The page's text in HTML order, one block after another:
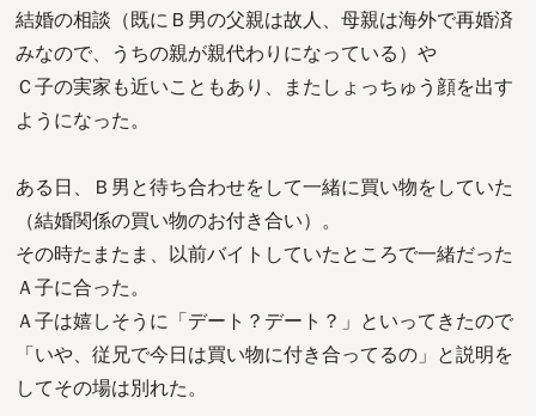
結婚の相談（既にＢ男の父親は故人、母親は海外で再婚済
みなので、うちの親が親代わりになっている）や
Ｃ子の実家も近いこともあり、またしょっちゅう顔を出す
ようになった。
ある日、Ｂ男と待ち合わせをして一緒に買い物をしていた
（結婚関係の買い物のお付き合い）。
その時たまたま、以前バイトしていたところで一緒だった
Ａ子に合った。
Ａ子は嬉しそうに「デート？デート？」といってきたので
「いや、従兄で今日は買い物に付き合ってるの」と説明を
してその場は別れた。